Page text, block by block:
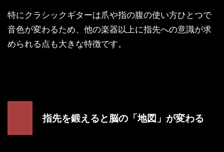
特にクラシックギターは爪や指の腹の使い方ひとつで
音色が変わるため、他の楽器以上に指先への意識が求
められる点も大きな特徴です。
指先を鍛えると脳の「地図」が変わる